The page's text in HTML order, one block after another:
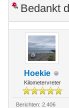
Bedankt
Hoekie
Kilometervreter
Berichten: 2.406